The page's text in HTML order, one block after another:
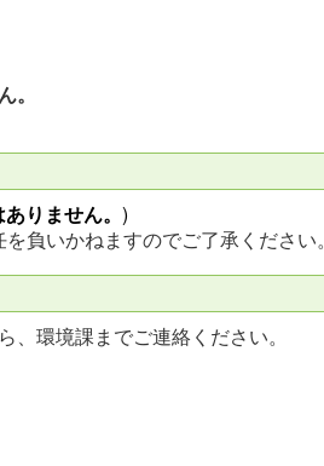
。
りません。 )
負いかねますのでご了承ください。
環境課までご連絡ください。